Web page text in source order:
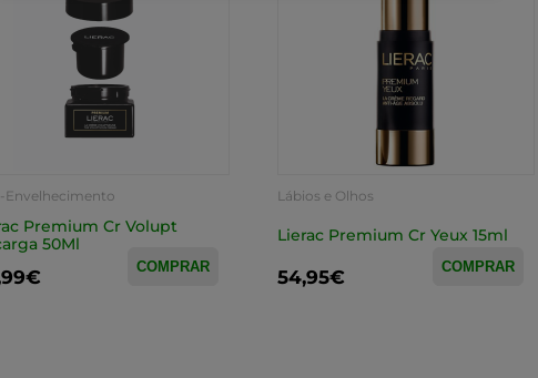
Envelhecimento
Premium Cr Volupt
50Ml
COMPRAR
Lábios e Olhos
Lierac Premium Cr Yeux 15ml
54,95€ COMPRAR